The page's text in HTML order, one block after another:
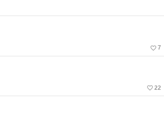
favorite_border 7
favorite_border 22